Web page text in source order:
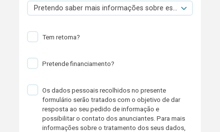
Pretendo saber mais informações sobre esta viatura.
Tem retoma?
Pretende financiamento?
Os dados pessoais recolhidos no presente
formulário serão tratados com o objetivo de dar
resposta ao seu pedido de informação e
possibilitar o contato dos anunciantes. Para mais
informações sobre o tratamento dos seus dados,